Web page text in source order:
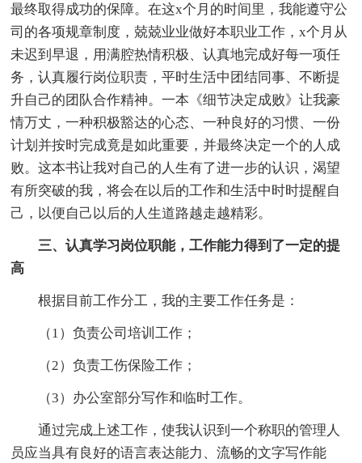
最终取得成功的保障。在这x个月的时间里，我能遵守公
司的各项规章制度，兢兢业业做好本职业工作，x个月从
未迟到早退，用满腔热情积极、认真地完成好每一项任
务，认真履行岗位职责，平时生活中团结同事、不断提
升自己的团队合作精神。一本《细节决定成败》让我豪
情万丈，一种积极豁达的心态、一种良好的习惯、一份
计划并按时完成竟是如此重要，并最终决定一个的人成
败。这本书让我对自己的人生有了进一步的认识，渴望
有所突破的我，将会在以后的工作和生活中时时提醒自
己，以便自己以后的人生道路越走越精彩。
三、认真学习岗位职能，工作能力得到了一定的提
高
根据目前工作分工，我的主要工作任务是：
（1）负责公司培训工作；
（2）负责工伤保险工作；
（3）办公室部分写作和临时工作。
通过完成上述工作，使我认识到一个称职的管理人
员应当具有良好的语言表达能力、流畅的文字写作能